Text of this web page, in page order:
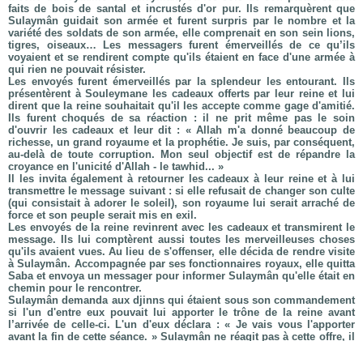
faits de bois de santal et incrustés d'or pur. Ils remarquèrent que
Sulaymân guidait son armée et furent surpris par le nombre et la
variété des soldats de son armée, elle comprenait en son sein lions,
tigres, oiseaux… Les messagers furent émerveillés de ce qu’ils
voyaient et se rendirent compte qu'ils étaient en face d'une armée à
qui rien ne pouvait résister.
Les envoyés furent émerveillés par la splendeur les entourant. Ils
présentèrent à Souleymane les cadeaux offerts par leur reine et lui
dirent que la reine souhaitait qu'il les accepte comme gage d'amitié.
Ils furent choqués de sa réaction : il ne prit même pas le soin
d'ouvrir les cadeaux et leur dit : « Allah m'a donné beaucoup de
richesse, un grand royaume et la prophétie. Je suis, par conséquent,
au-delà de toute corruption. Mon seul objectif est de répandre la
croyance en l'unicité d'Allah - le tawhid... »
Il les invita également à retourner les cadeaux à leur reine et à lui
transmettre le message suivant : si elle refusait de changer son culte
(qui consistait à adorer le soleil), son royaume lui serait arraché de
force et son peuple serait mis en exil.
Les envoyés de la reine revinrent avec les cadeaux et transmirent le
message. Ils lui comptèrent aussi toutes les merveilleuses choses
qu'ils avaient vues. Au lieu de s'offenser, elle décida de rendre visite
à Sulaymân. Accompagnée par ses fonctionnaires royaux, elle quitta
Saba et envoya un messager pour informer Sulaymân qu'elle était en
chemin pour le rencontrer.
Sulaymân demanda aux djinns qui étaient sous son commandement
si l'un d'entre eux pouvait lui apporter le trône de la reine avant
l’arrivée de celle-ci. L'un d'eux déclara : « Je vais vous l'apporter
avant la fin de cette séance. » Sulaymân ne réagit pas à cette offre, il